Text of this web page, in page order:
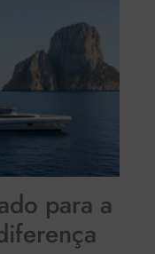
para a